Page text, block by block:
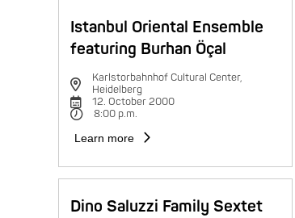
Istanbul Oriental Ensemble
featuring Burhan Öçal
Karlstorbahnhof Cultural Center,
Heidelberg
12. October 2000
8:00 p.m.
Learn more
Dino Saluzzi Family Sextet